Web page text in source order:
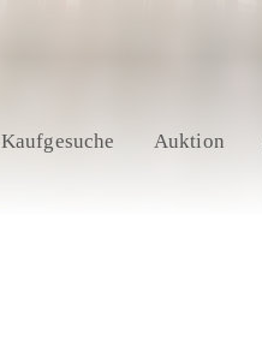
Kaufgesuche Auktion